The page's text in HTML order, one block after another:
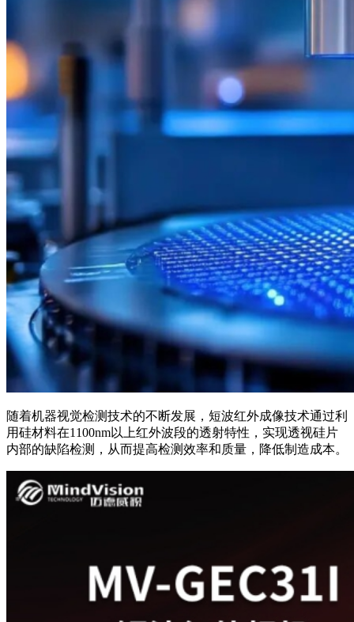
随着机器视觉检测技术的不断发展，短波红外成像技术通过利
用硅材料在1100nm以上红外波段的透射特性，实现透视硅片
内部的缺陷检测，从而提高检测效率和质量，降低制造成本。